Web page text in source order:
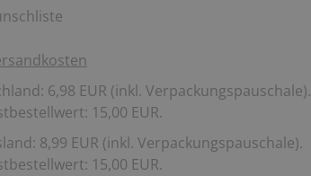
6,98 EUR (inkl. Verpackungspauschale).
15,00 EUR.
8,99 EUR (inkl. Verpackungspauschale).
15,00 EUR.